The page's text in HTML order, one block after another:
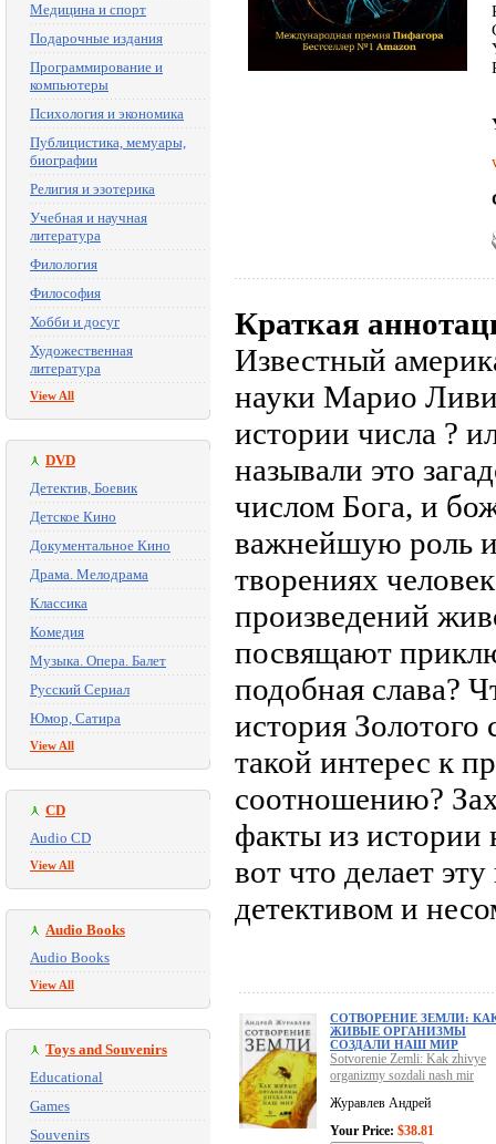
Медицина и спорт
Подарочные издания
Программирование и
компьютеры
Психология и экономика
Публицистика, мемуары,
биографии
Религия и эзотерика
Учебная и научная
литература
Филология
Философия
Хобби и досуг
Художественная
литература
View All
DVD
Детектив, Боевик
Детское Кино
Документальное Кино
Драма. Мелодрама
Классика
Комедия
Музыка. Опера. Балет
Русский Сериал
Юмор, Сатира
View All
CD
Audio CD
View All
Audio Books
Audio Books
View All
Toys and Souvenirs
Educational
Games
Souvenirs
Краткая
Известный
науки Марио
истории числа ?
называли это
числом Бога, и
важнейшую роль
творениях
произведений
посвящают
подобная слава?
история Золотого
такой интерес к
соотношению?
факты из истории
вот что делает
детективом и
СОТВОРЕНИЕ ЗЕМЛИ:
ЖИВЫЕ ОРГАНИЗМЫ
СОЗДАЛИ НАШ МИР
Sotvorenie Zemli: Kak zhivye
organizmy sozdali nash mir
Журавлев Андрей
Your Price: $38.81